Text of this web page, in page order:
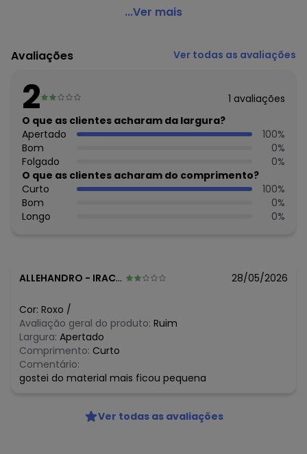
Mundo Lar - Jogo de Cama 150 Fios Lilás Solteiro 3
Código do produto: 3775387
Composto por: 1 sobre lençol estampado (160x250 cm), 1
estampada (50x70 cm). Composição: 100% poliéster.
Gramatura: 70 g/m². Este jogo de cama traz lindas
estampas exclusivas irão garantir uma beleza e um estilo
romântico para a decoração da sua cama e quarto. Seu
tecido 100% poliéster oferece maciez, custo benefício e
praticidade pois é um produto que seca rápido, não
precisa passar e não gera bolinhas. Imagens meramente
ilustrativas.
Histórico de preços
julho/2026 N/D*
maio/2026
abril/2026
março/2026
fevereiro/2026
...Ver mais
Avaliações Ver todas as avaliações
2 1 avaliações
O que as clientes acharam da largura?
Apertado
100%
Bom
0%
Folgado
0%
O que as clientes acharam do comprimento?
Curto
100%
Bom
0%
Longo
0%
ALLEHANDRO - IRACEMA - CE 28/05/2026
Cor: Roxo /
Avaliação geral do produto: Ruim
Largura: Apertado
Comprimento: Curto
Comentário:
gostei do material mais ficou pequena
Ver todas as avaliações